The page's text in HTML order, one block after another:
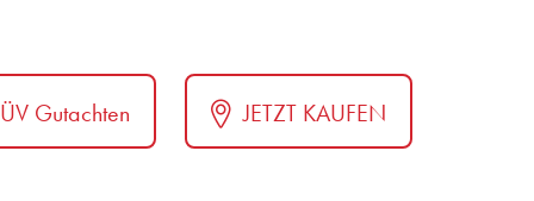
Gutachten JETZT KAUFEN